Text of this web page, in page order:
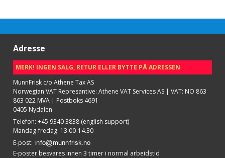
Adresse
MERK! INGEN SALG, RETUR ELLER BYTTE PÅ ADRESSEN
MunnFrisk c/o Athene Tax AS
Norwegian VAT Represantive: Athene VAT Services AS | VAT: NO 863
863 022 MVA | Postboks 4691
0405 Nydalen
Telefon: +45 9340 3838 (english support)
Mandag-fredag: 13.00-14.30
E-post:
E-poster besvares innen 3 timer i normal arbeidstid